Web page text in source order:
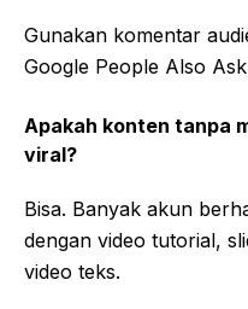
Gunakan komentar
Google People Also
Apakah konten tanpa
viral?
Bisa. Banyak akun
dengan video tutorial,
video teks.